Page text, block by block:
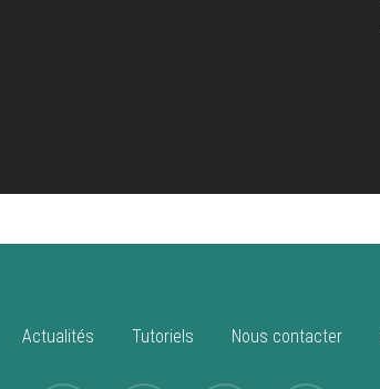
Actualités Tutoriels Nous contacter